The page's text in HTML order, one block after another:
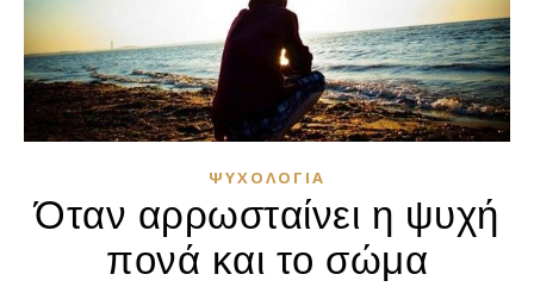
ΨΥΧΟΛΟΓΊΑ
Όταν αρρωσταίνει η ψυχή
πονά και το σώμα